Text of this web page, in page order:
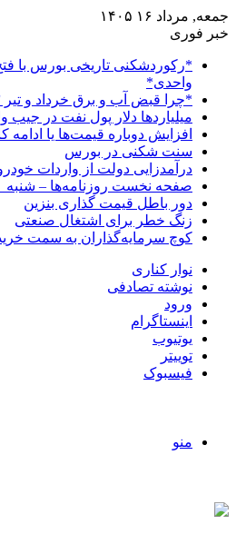
جمعه, مرداد ۱۶ ۱۴۰۵
خبر فوری
واحدی*
*چرا قبض آب و برق خرداد و تیر ۳ تا ۴ برابر شده است؟ *
میلیاردها دلار پول نفت در جیب
افزایش دوباره قیمت‌ها یا
سنت شکنی در بورس
درآمدزایی دولت از واردات
صفحه نخست روزنامه‌ها – شنبه ۱۰ مرداد
دور باطل قیمت گذاری بنزین
زنگ خطر برای اشتغال صنعتی
کوچ سرمایه‌گذاران به سمت
نوار کناری
نوشته تصادفی
ورود
اینستاگرام
یوتیوب
توییتر
فیسبوک
منو